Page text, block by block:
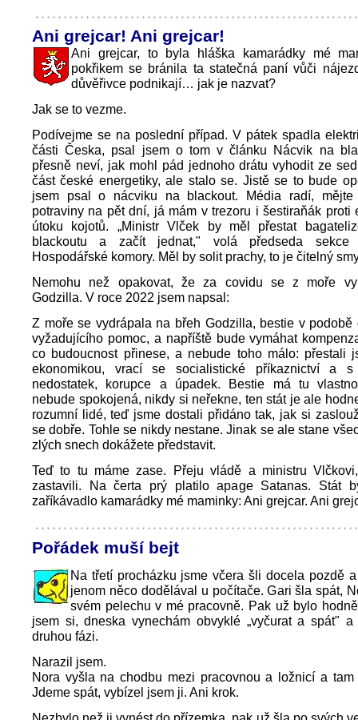
Ani grejcar! Ani grejcar!
Ani grejcar, to byla hláška kamarádky mé
pokřikem se bránila ta statečná paní vůči
důvěřivce podnikají… jak je nazvat?
Jak se to vezme.
Podívejme se na poslední případ. V pátek spadla
části Česka, psal jsem o tom v článku Nácvik na
přesně neví, jak mohl pád jednoho drátu vyhodit ze
část české energetiky, ale stalo se. Jistě se to bude
jsem psal o nácviku na blackout. Média radí, mějte
potraviny na pět dní, já mám v trezoru i šestiraňák proti
útoku kojotů. „Ministr Vlček by měl přestat
blackoutu a začít jednat," volá předseda sekce
Hospodářské komory. Měl by solit prachy, to je čitelný
Nemohu než opakovat, že za covidu se z moře
Godzilla. V roce 2022 jsem napsal:
Z moře se vydrápala na břeh Godzilla, bestie v podobě
vyžadujícího pomoc, a napříště bude vymáhat
co budoucnost přinese, a nebude toho málo: přestali
ekonomikou, vrací se socialistické příkaznictví a
nedostatek, korupce a úpadek. Bestie má tu
nebude spokojená, nikdy si neřekne, ten stát je ale
rozumní lidé, teď jsme dostali přidáno tak, jak si
se dobře. Tohle se nikdy nestane. Jinak se ale stane
zlých snech dokážete představit.
Teď to tu máme zase. Přeju vládě a ministru
zastavili. Na čerta prý platilo apage Satanas. Stát
zaříkávadlo kamarádky mé maminky: Ani grejcar. Ani
Pořádek muší bejt
Na třetí procházku jsme včera šli docela pozdě
jenom něco dodělával u počítače. Gari šla spát,
svém pelechu v mé pracovně. Pak už bylo
jsem si, dneska vynechám obvyklé „vyčurat a spát"
druhou fázi.
Narazil jsem.
Nora vyšla na chodbu mezi pracovnou a ložnicí a tam
Jdeme spát, vybízel jsem ji. Ani krok.